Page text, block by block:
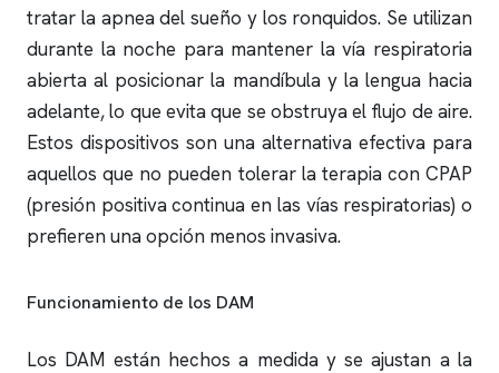
tratar la apnea del sueño y los ronquidos. Se utilizan
durante la noche para mantener la vía respiratoria
abierta al posicionar la mandíbula y la lengua hacia
adelante, lo que evita que se obstruya el flujo de aire.
Estos dispositivos son una alternativa efectiva para
aquellos que no pueden tolerar la terapia con CPAP
(presión positiva continua en las vías respiratorias) o
prefieren una opción menos invasiva.
Funcionamiento de los DAM
Los DAM están hechos a medida y se ajustan a la